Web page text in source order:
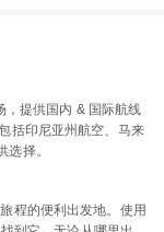
，提供国内 & 国际航线
括印尼亚州航空、马来
择。
程的便利出发地。使用